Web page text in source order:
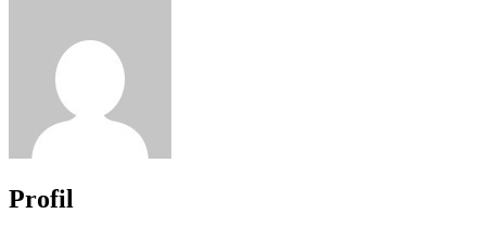
Profil